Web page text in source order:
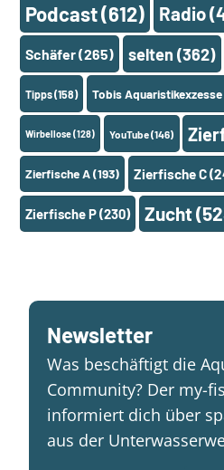
Podcast(612) Radio
Schäfer(265) selten (362)
Tipps(158) Tobis Aquaristikexzesse
Wirbellose(128) YouTube(146)
Zierfische A(193) Zierfische C
Zierfische P(230) Zucht
Newsletter
Was beschäftigt die
Community? Der my-
informiert dich über
aus der